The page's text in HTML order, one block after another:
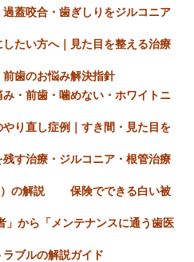
蓋咬合・歯ぎしりをジルコニア
たい方へ｜見た目を整える治療
歯のお悩み解決指針
・前歯・噛めない・ホワイトニ
り直し症例｜すき間・見た目を
す治療・ジルコニア・根管治療
）の解説 保険でできる白い被
」から「メンテナンスに通う歯医
ブルの解説ガイド